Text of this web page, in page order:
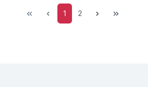
Page
1 Page
2